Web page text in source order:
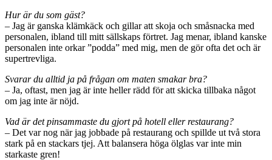
Hur är du som gäst?
– Jag är ganska klämkäck och gillar att skoja och småsnacka med
personalen, ibland till mitt sällskaps förtret. Jag menar, ibland kanske
personalen inte orkar ”podda” med mig, men de gör ofta det och är
supertrevliga.
Svarar du alltid ja på frågan om maten smakar bra?
– Ja, oftast, men jag är inte heller rädd för att skicka tillbaka något
om jag inte är nöjd.
Vad är det pinsammaste du gjort på hotell eller restaurang?
– Det var nog när jag jobbade på restaurang och spillde ut två stora
stark på en stackars tjej. Att balansera höga ölglas var inte min
starkaste gren!